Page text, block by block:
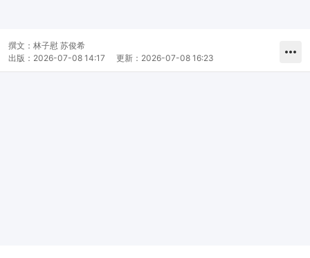
撰文： 林子慰 苏俊希
出版： 2026-07-08 14:17 更新： 2026-07-08 16:23